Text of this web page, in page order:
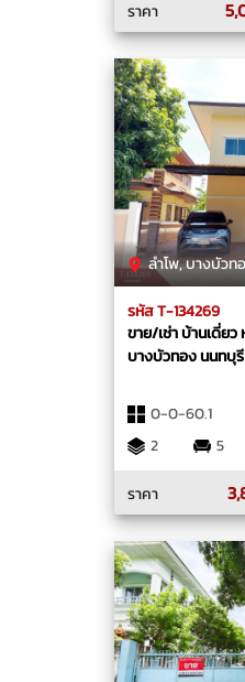
ราคา
ลำโพ, บางบัวทอ
รหัส T-134269
ขาย/เช่า บ้านเดี่ย
บางบัวทอง นนทบุรี
0-0-60.1
2
5
ราคา